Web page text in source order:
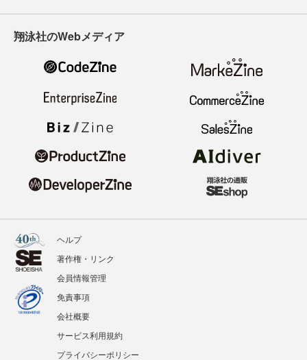
翔泳社のWebメディア
ヘルプ
著作権・リンク
会員情報管理
免責事項
会社概要
サービス利用規約
プライバシーポリシー